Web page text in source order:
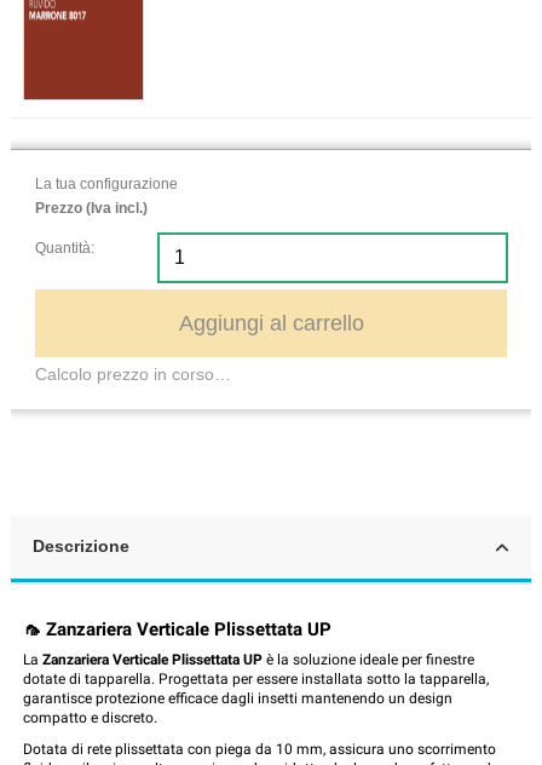
La tua configurazione
Prezzo (Iva incl.)
Quantità:
Aggiungi al carrello
Calcolo prezzo in corso…
Descrizione
🦟 Zanzariera Verticale Plissettata UP
La Zanzariera Verticale Plissettata UP è la soluzione ideale per finestre
dotate di tapparella. Progettata per essere installata sotto la tapparella,
garantisce protezione efficace dagli insetti mantenendo un design
compatto e discreto.
Dotata di rete plissettata con piega da 10 mm, assicura uno scorrimento